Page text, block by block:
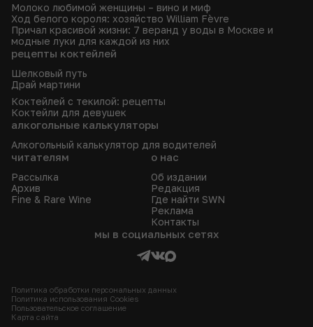
Молоко любимой женщины – вино и миф
Ход белого короля: хозяйство William Fèvre
Причал красивой жизни: 7 веранд у воды в Москве и
модные луки для каждой из них
рецепты коктейлей
Шелковый путь
Драй мартини
Коктейлей с текилой: рецепты
Коктейли для девушек
алкогольные калькуляторы
Алкогольный калькулятор для водителей
читателям
Рассылка
Архив
Fine & Rare Wine
о нас
Об издании
Редакция
Где найти SWN
Реклама
Контакты
мы в социальных сетях
Политика обработки персональных данных
Политика использования Сookies
Пользовательское соглашение
Карта сайта